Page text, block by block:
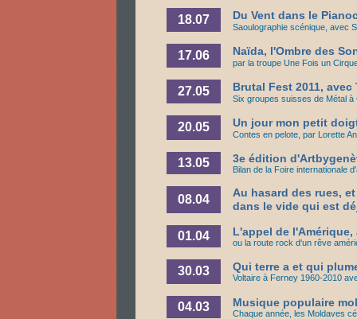
18.07 Du Vent dans le
Saoulographie scénique, avec
17.06 Naïda, l'Ombre des
par la troupe Une Fois un
27.05 Brutal Fest 2011,
Six groupes suisses de Métal à
20.05 Un jour mon petit
Contes en pelote, par Lorette
13.05 3e édition
Bilan de la Foire internationale
08.04
Au hasard des rues,
dans le vide qui est
01.04 L'appel de
ou la route rock d'un rêve
30.03 Qui terre a et qui
Voltaire à Ferney 1960-2010
04.03 Musique populaire
Chaque année, les Moldaves